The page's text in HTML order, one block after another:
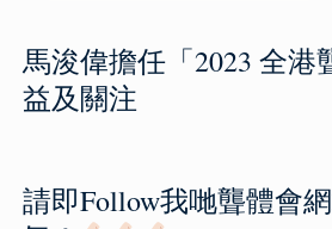
馬浚偉擔任「2023 全
益及關注
請即Follow我哋聾體會